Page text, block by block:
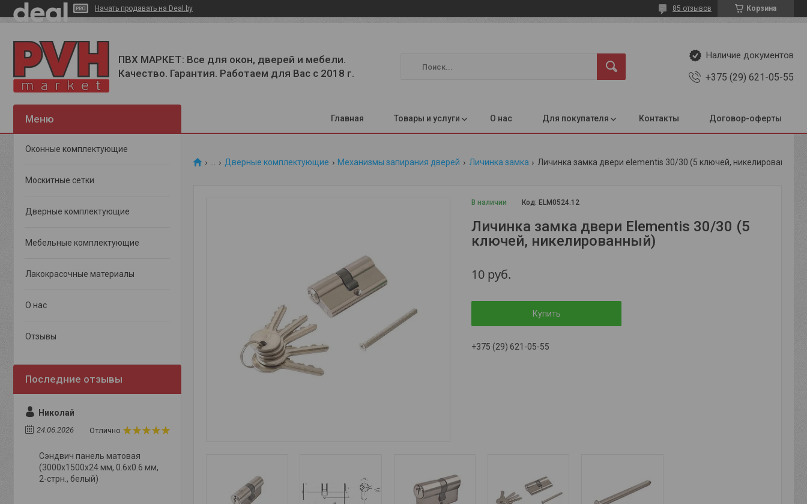
Начать продавать на Deal.by Корзина
85 отзывов
ПВХ МАРКЕТ: Все для окон, дверей и мебели.
Качество. Гарантия. Работаем для Вас с 2018 г.
Наличие документов
+375 (29) 621-05-55
Главная Товары и услуги О нас Для покупателя Контакты Договор-оферты
Дверные комплектующие Механизмы запирания дверей Личинка замка Личинка замка двери elementis 30/30 (5 ключей, никелированный)
В наличии Код: ELM0524.12
Личинка замка двери Elementis 30/30 (5
ключей, никелированный)
10 руб.
Купить
+375 (29) 621-05-55
Оконные комплектующие
Москитные сетки
Дверные комплектующие
Мебельные комплектующие
Лакокрасочные материалы
О нас
Отзывы
Николай
24.06.2026 Отлично
Сэндвич панель матовая
(3000x1500x24 мм, 0.6х0.6 мм,
2-стрн., белый)